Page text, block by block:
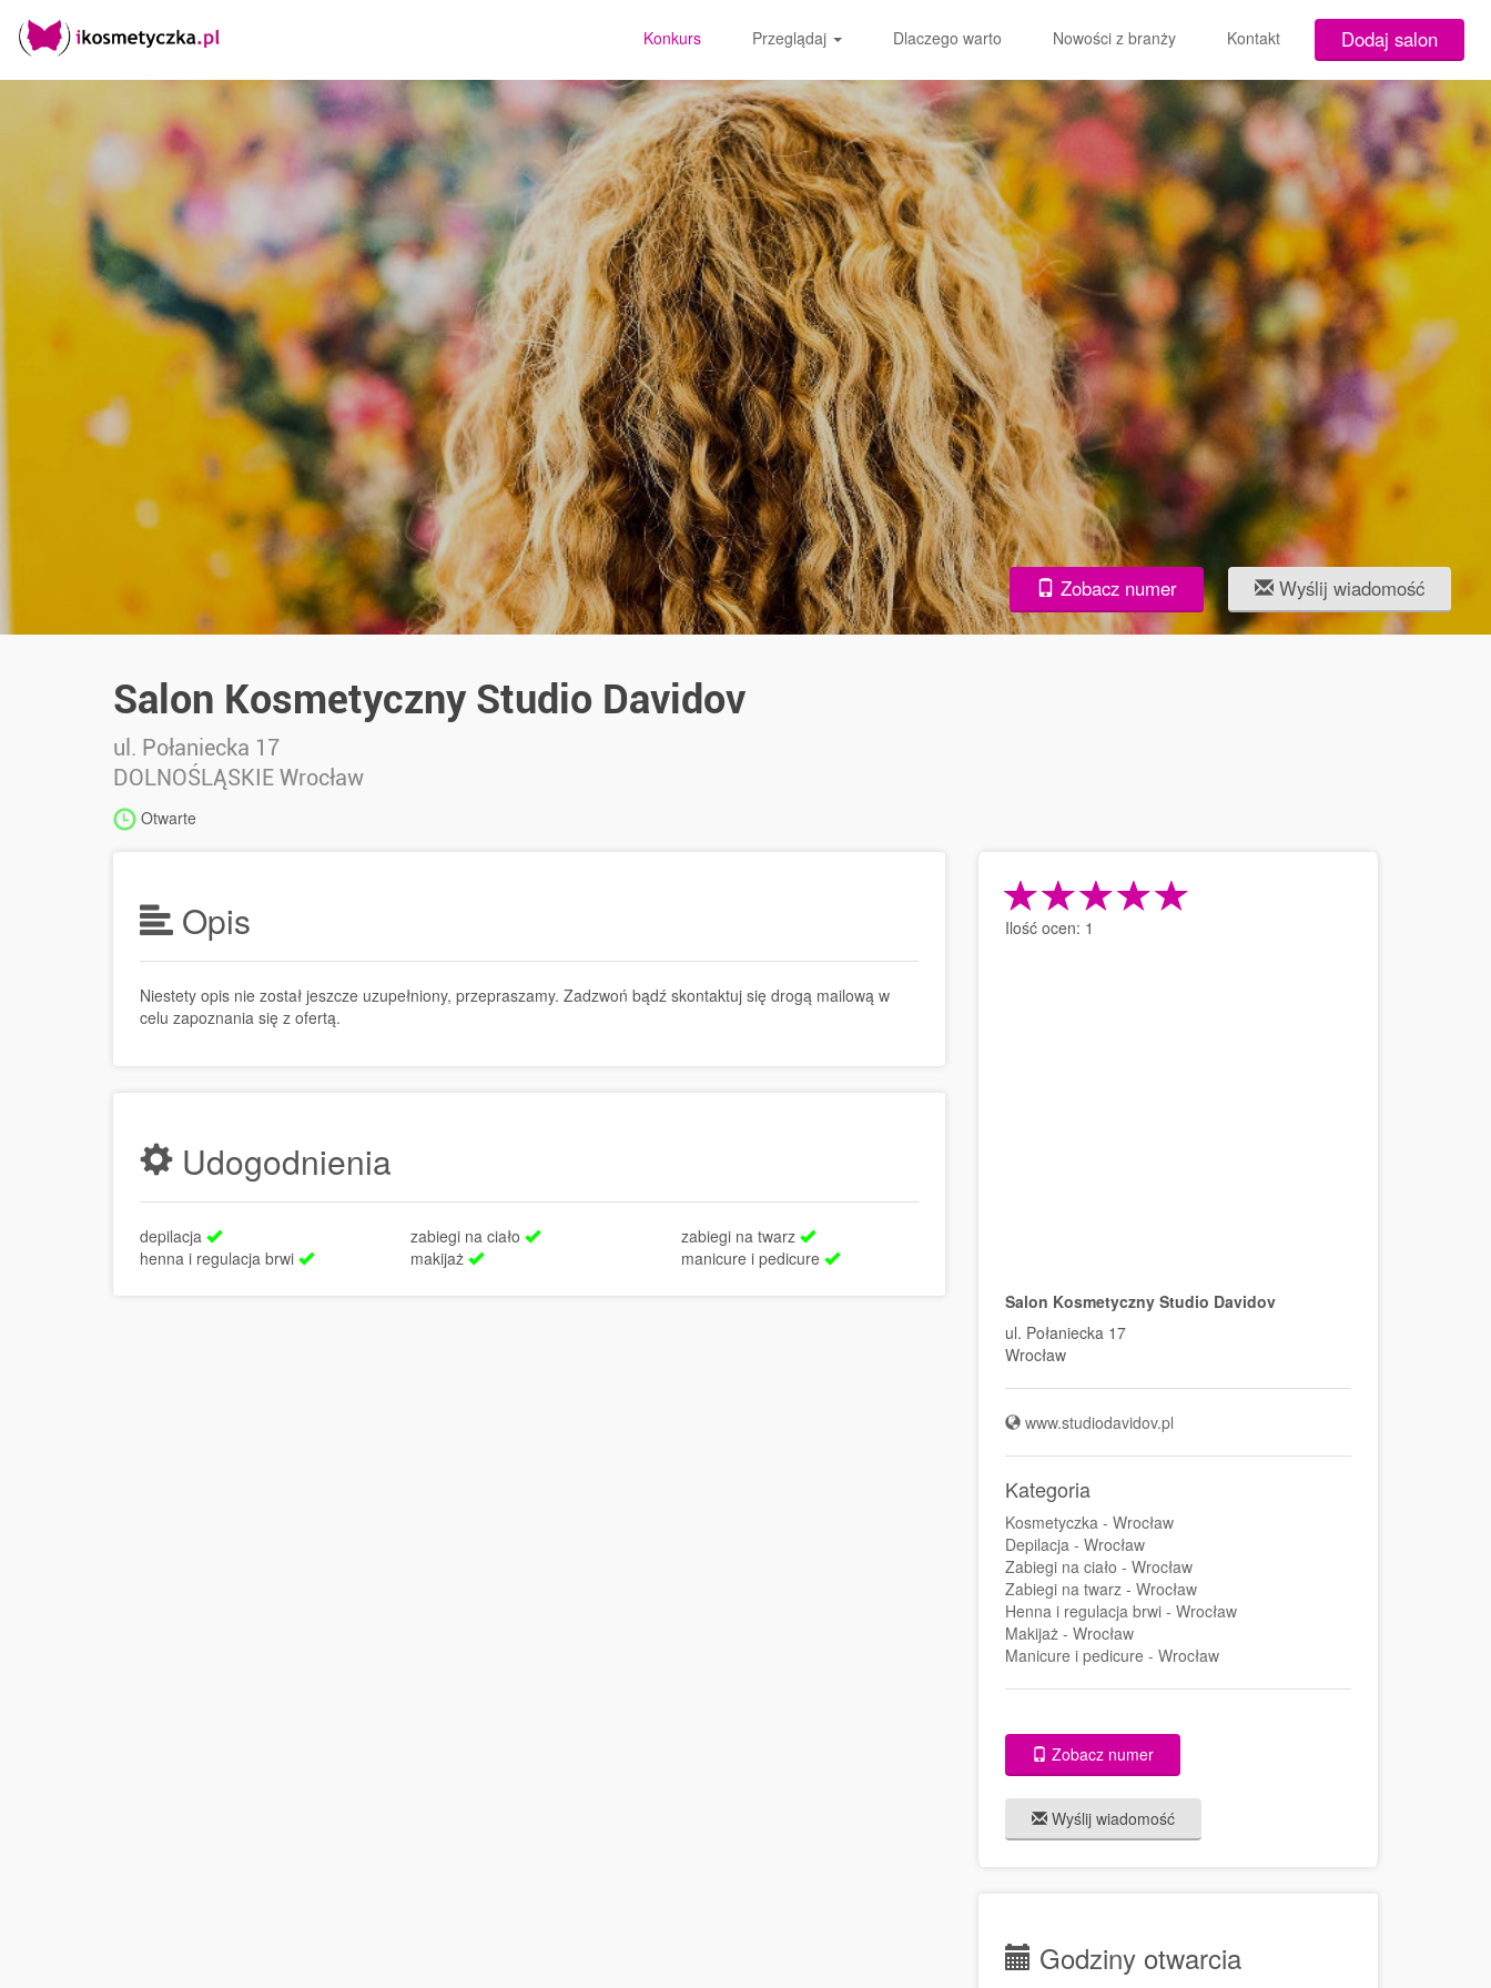
Konkurs Przeglądaj Dlaczego warto Nowości z branży Kontakt Dodaj salon
Zobacz numer Wyślij wiadomość
Salon Kosmetyczny Studio Davidov
ul. Połaniecka 17
DOLNOŚLĄSKIE Wrocław
Otwarte
Opis
Niestety opis nie został jeszcze uzupełniony, przepraszamy. Zadzwoń bądź skontaktuj się drogą mailową w
celu zapoznania się z ofertą.
Udogodnienia
depilacja zabiegi na ciało
zabiegi na twarz
henna i regulacja brwi
makijaż manicure i pedicure
Ilość ocen: 1
Salon Kosmetyczny Studio Davidov
ul. Połaniecka 17
Wrocław
www.studiodavidov.pl
Kategoria
Kosmetyczka - Wrocław
Depilacja - Wrocław
Zabiegi na ciało - Wrocław
Zabiegi na twarz - Wrocław
Henna i regulacja brwi - Wrocław
Makijaż - Wrocław
Manicure i pedicure - Wrocław
Zobacz numer
Wyślij wiadomość
Godziny otwarcia